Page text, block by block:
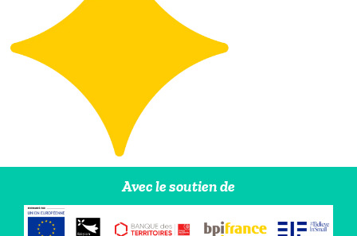
Avec le soutien de